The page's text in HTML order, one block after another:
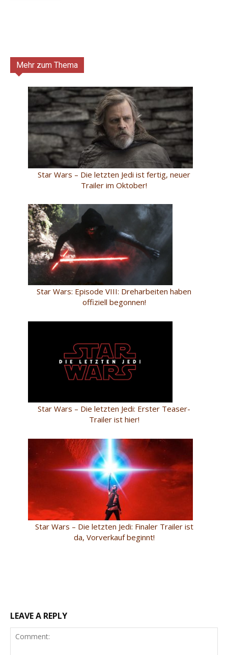
Mehr zum Thema
Star Wars – Die letzten Jedi ist fertig, neuer
Trailer im Oktober!
Star Wars: Episode VIII: Dreharbeiten haben
offiziell begonnen!
Star Wars – Die letzten Jedi: Erster Teaser-
Trailer ist hier!
Star Wars – Die letzten Jedi: Finaler Trailer ist
da, Vorverkauf beginnt!
LEAVE A REPLY